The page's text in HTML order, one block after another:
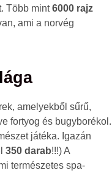
Több mint6000 rajz
ami a norvég
amelyekből sűrű,
fortyog és bugyborékol.
játéka. Igazán
350 darab!!!) A
természetes spa-